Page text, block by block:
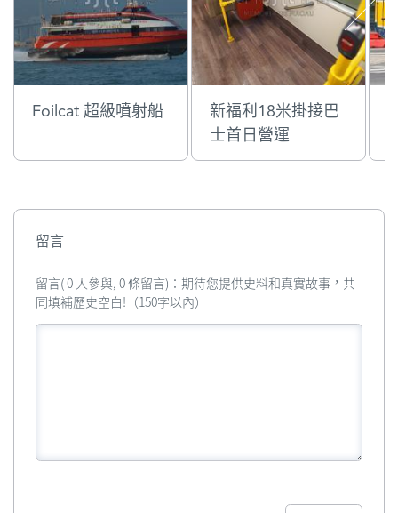
Foilcat 超級噴射船
新福利18米掛接巴
士首日營運
留言
留言( 0 人參與, 0 條留言)：期待您提供史料和真實故事，共
同填補歷史空白!（150字以內）